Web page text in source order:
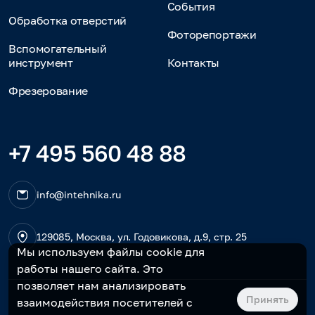
Мы используем файлы cookie для
работы нашего сайта. Это
позволяет нам анализировать
взаимодействия посетителей с
Принять
Обработка отверстий
Вспомогательный
инструмент
Фрезерование
События
Фоторепортажи
Контакты
+7 495 560 48 88
info@intehnika.ru
129085, Москва, ул. Годовикова, д.9, стр. 25